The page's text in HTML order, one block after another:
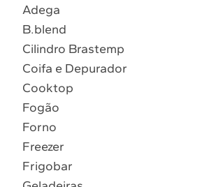
Atendimento
4 º Lava Louça
5 º Cooktop
6º Microondas Brastemp
7º Forno
8º Embutir
9º Lava Seca
Adega
B.blend
Cilindro Brastemp
Coifa e Depurador
Cooktop
Fogão
Forno
Freezer
Frigobar